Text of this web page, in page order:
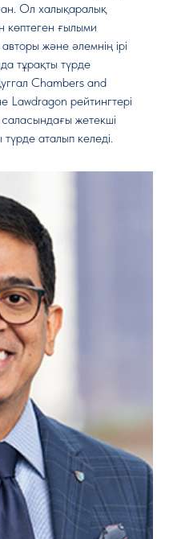
Ол халықаралық
көптеген ғылыми
және әлемнің ірі
тұрақты түрде
Chambers and
Lawdragon рейтингтері
жетекші
аталып келеді.